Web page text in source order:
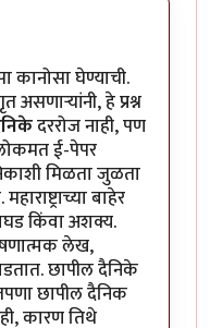
घेण्याची.
हे प्रश्न
दररोज नाही, पण
ई-पेपर
मिळता जुळता
बाहेर
किंवा अशक्य.
लेख,
छापील दैनिके
छापील दैनिक
कारण तिथे